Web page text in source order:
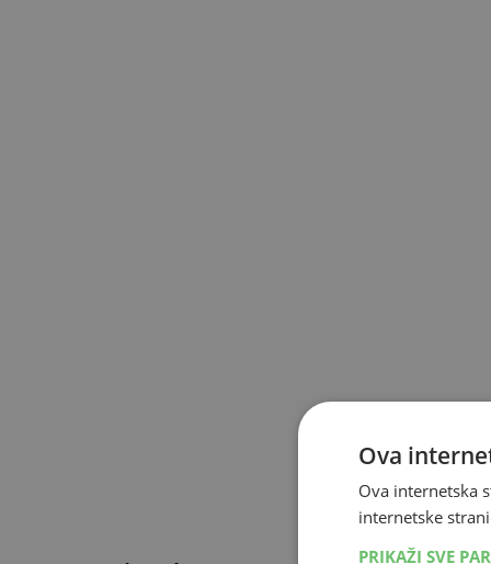
Ova
Ova internetska
internetske
PRIKAŽI SVE